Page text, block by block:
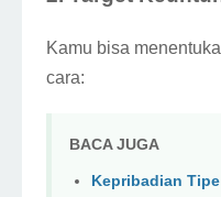
Kamu bisa
cara:
BACA JUGA
Kepribadian